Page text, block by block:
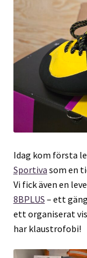
Idag kom första
Sportiva som en
Vi fick även en
8BPLUS – ett
ett organiserat
har klaustrofobi!